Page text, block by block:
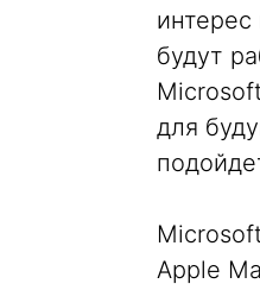
будут
для
Apple